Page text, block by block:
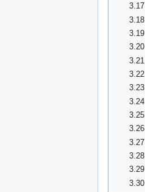
3.17
3.18
3.19
3.20
3.21
3.22
3.23
3.24
3.25
3.26
3.27
3.28
3.29
3.30